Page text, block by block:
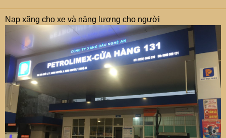
Nạp xăng cho xe và năng lượng cho người